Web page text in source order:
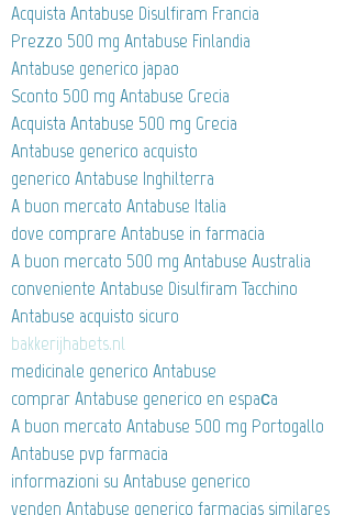
Acquista Antabuse Disulfiram Francia
Prezzo 500 mg Antabuse Finlandia
Antabuse generico japao
Sconto 500 mg Antabuse Grecia
Acquista Antabuse 500 mg Grecia
Antabuse generico acquisto
generico Antabuse Inghilterra
A buon mercato Antabuse Italia
dove comprare Antabuse in farmacia
A buon mercato 500 mg Antabuse Australia
conveniente Antabuse Disulfiram Tacchino
Antabuse acquisto sicuro
bakkerijhabets.nl
medicinale generico Antabuse
comprar Antabuse generico en espaсa
A buon mercato Antabuse 500 mg Portogallo
Antabuse pvp farmacia
informazioni su Antabuse generico
venden Antabuse generico farmacias similares